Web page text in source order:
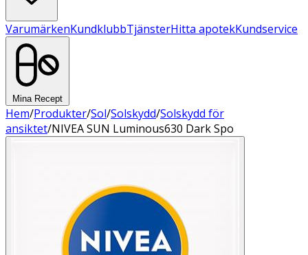
VarumärkenKundklubbTjänsterHitta apotekKundservice
Mina Recept
Hem/Produkter/Sol/Solskydd/Solskydd för
ansiktet/NIVEA SUN Luminous630 Dark Spo